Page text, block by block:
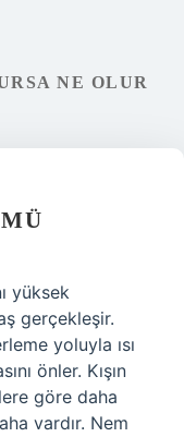
NE OLUR
yüksek
gerçekleşir.
yoluyla ısı
önler. Kışın
göre daha
vardır. Nem